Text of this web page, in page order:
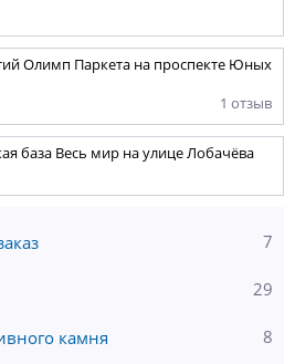
Олимп Паркета на проспекте Юных
1 отзыв
база Весь мир на улице Лобачёва
7
29
камня 8